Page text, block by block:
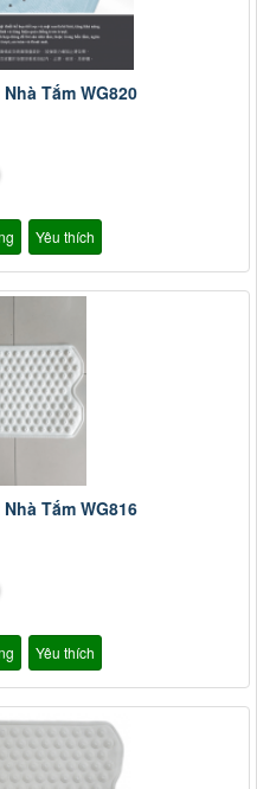
Tắm WG820
Yêu thích
Tắm WG816
Yêu thích